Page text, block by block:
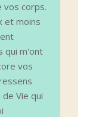
vos corps.
et moins
qui m'ont
vos
Vie qui